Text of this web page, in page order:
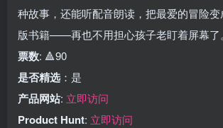
种故事，还能听配音朗读，把最爱的冒险
版书籍——再也不用担心孩子老盯着屏幕了。
票数: 🔺90
是否精选 ：是
产品网站: 立即访问
Product Hunt: 立即访问